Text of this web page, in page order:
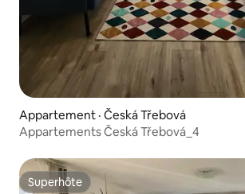
Appartement · Česká Třebová
Appartements Česká Třebová_4
Superhôte
Superhôte